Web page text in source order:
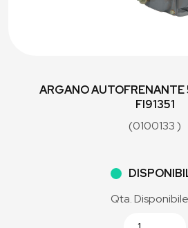
ARGANO
FI91351
(0100133 )
Qta.